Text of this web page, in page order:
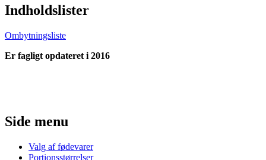
Indholdslister
Ombytningsliste
Er fagligt opdateret i 2016
Side menu
Valg af fødevarer
Portionsstørrelser